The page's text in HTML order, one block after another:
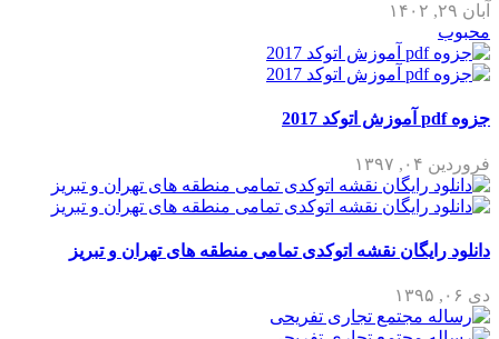
آبان ۲۹, ۱۴۰۲
محبوب
جزوه pdf آموزش اتوکد 2017
فروردین ۰۴, ۱۳۹۷
دانلود رایگان نقشه اتوکدی تمامی منطقه های تهران و تبریز
دی ۰۶, ۱۳۹۵